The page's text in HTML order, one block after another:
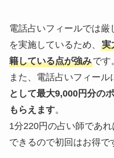
電話占いフィールでは厳
を実施しているため、 実
籍している点が強みです
また、電話占いフィール
として最大9,000円分の
もらえます。
1分220円の占い師であ
できるので初回はお得で